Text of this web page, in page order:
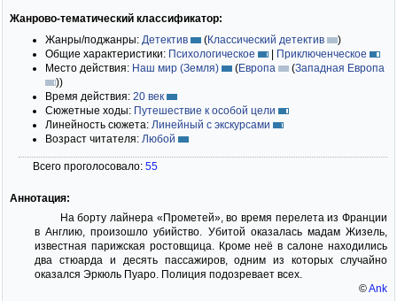
Жанрово-тематический классификатор:
Жанры/поджанры: Детектив (Классический детектив
)
Общие характеристики: Психологическое | Приключенческое
Место действия: Наш мир (Земля) (Европа (Западная Европа
))
Время действия: 20 век
Сюжетные ходы: Путешествие к особой цели
Линейность сюжета: Линейный с экскурсами
Возраст читателя: Любой
Всего проголосовало: 55
Аннотация:
На борту лайнера «Прометей», во время перелета из Франции
в Англию, произошло убийство. Убитой оказалась мадам Жизель,
известная парижская ростовщица. Кроме неё в салоне находились
два стюарда и десять пассажиров, одним из которых случайно
оказался Эркюль Пуаро. Полиция подозревает всех.
©Ank